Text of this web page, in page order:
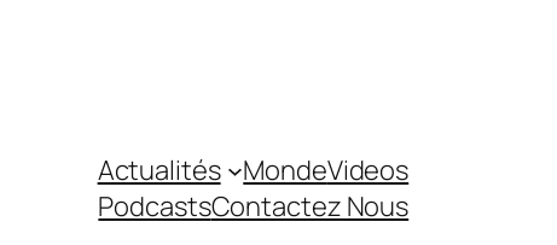
Actualités MondeVideos
PodcastsContactez Nous